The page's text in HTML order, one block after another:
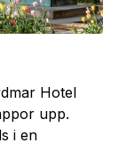
Hotel
upp.
i en